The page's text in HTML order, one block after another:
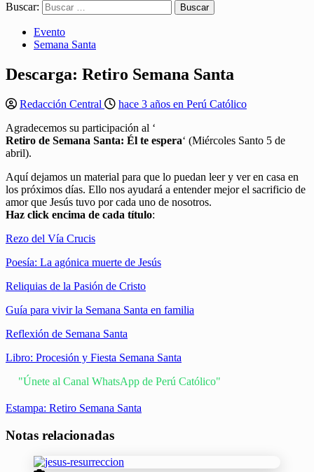
Buscar:
Evento
Semana Santa
Descarga: Retiro Semana Santa
Redacción Central
hace 3 años en Perú Católico
Agradecemos su participación al ‘
Retiro de Semana Santa: Él te espera‘ (Miércoles Santo 5 de
abril).
Aquí dejamos un material para que lo puedan leer y ver en casa en
los próximos días. Ello nos ayudará a entender mejor el sacrificio de
amor que Jesús tuvo por cada uno de nosotros.
Haz click encima de cada título:
Rezo del Vía Crucis
Poesía: La agónica muerte de Jesús
Reliquias de la Pasión de Cristo
Guía para vivir la Semana Santa en familia
Reflexión de Semana Santa
Libro: Procesión y Fiesta Semana Santa
"Únete al Canal WhatsApp de Perú Católico"
Estampa: Retiro Semana Santa
Notas relacionadas